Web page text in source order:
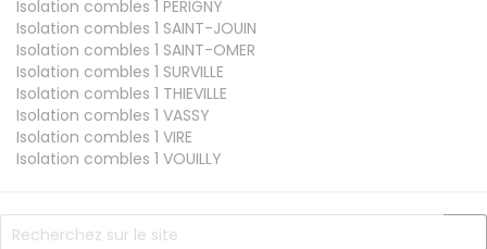
Isolation combles 1 PERIGNY
Isolation combles 1 SAINT-JOUIN
Isolation combles 1 SAINT-OMER
Isolation combles 1 SURVILLE
Isolation combles 1 THIEVILLE
Isolation combles 1 VASSY
Isolation combles 1 VIRE
Isolation combles 1 VOUILLY